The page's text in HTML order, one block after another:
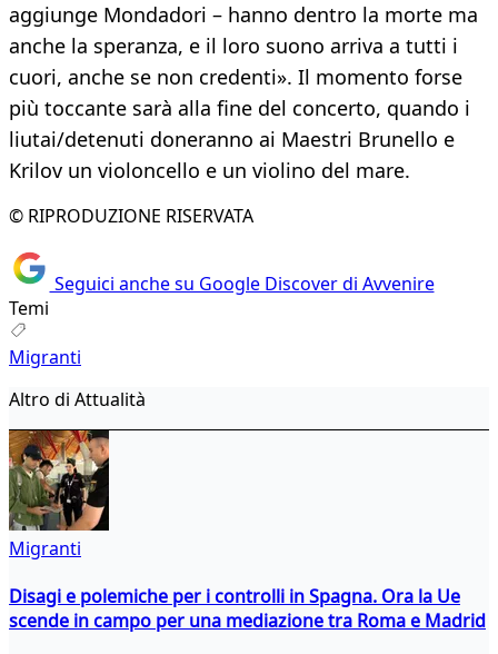
aggiunge Mondadori – hanno dentro la morte ma
anche la speranza, e il loro suono arriva a tutti i
cuori, anche se non credenti». Il momento forse
più toccante sarà alla fine del concerto, quando i
liutai/detenuti doneranno ai Maestri Brunello e
Krilov un violoncello e un violino del mare.
© RIPRODUZIONE RISERVATA
Seguici anche su Google Discover di Avvenire
Temi
Migranti
Altro di Attualità
Migranti
Disagi e polemiche per i controlli in Spagna. Ora la Ue
scende in campo per una mediazione tra Roma e Madrid